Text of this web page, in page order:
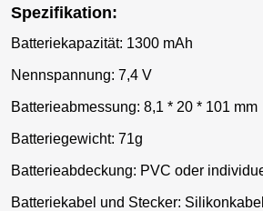
Spezifikation:
Batteriekapazität: 1300 mAh
Nennspannung: 7,4 V
Batterieabmessung: 8,1 * 20 * 101 mm
Batteriegewicht: 71g
Batterieabdeckung: PVC oder
Batteriekabel und Stecker: